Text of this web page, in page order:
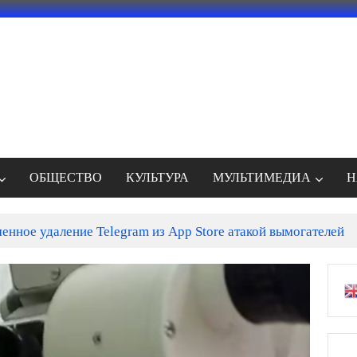
ОБЩЕСТВО КУЛЬТУРА МУЛЬТИМЕДИА
удаление Telegram из App Store атакой вымогателей